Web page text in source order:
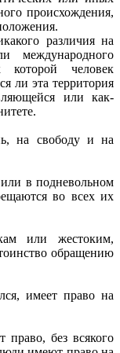
происхождения,
различия на
международного
человек
ли эта территория
или как-
на свободу и на
в подневольном
во всех их
или жестоким,
обращению
имеет право на
без всякого